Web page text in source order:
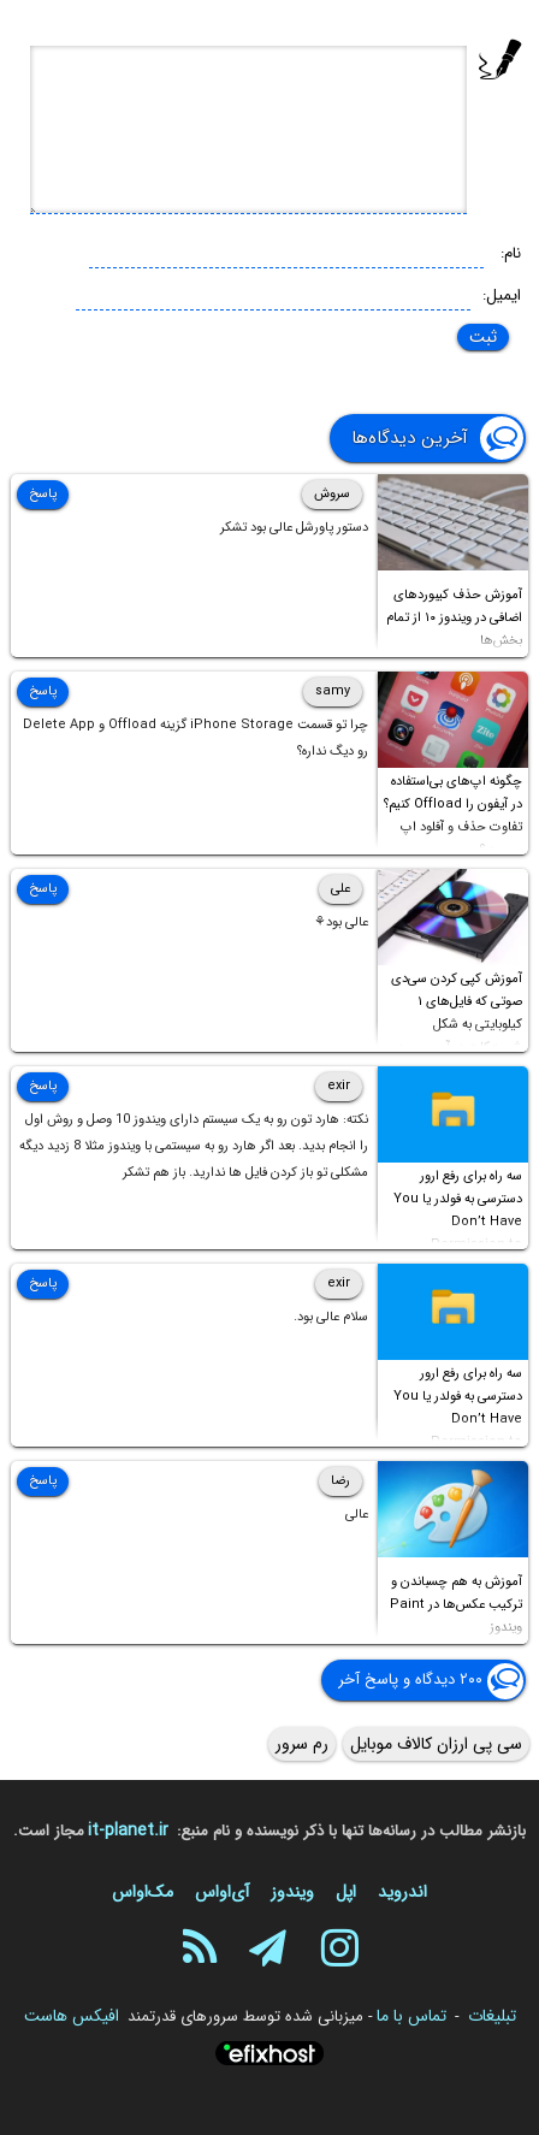
نام:
ایمیل:
آخرین دیدگاه‌ها
آموزش حذف کیبوردهای
اضافی در ویندوز ۱۰ از تمام
بخش‌ها
سروش
دستور پاورشل عالی بود تشکر
پاسخ
چگونه اپ‌های بی‌استفاده
در آیفون را Offload کنیم؟
تفاوت حذف و آفلود اپ
چیست؟
samy
چرا تو قسمت iPhone Storage گزینه Offload و Delete App
رو دیگ نداره؟
پاسخ
آموزش کپی کردن سی‌دی
صوتی که فایل‌های ۱
کیلوبایتی به شکل
شورت‌کات در آن موجود
است!
علی
عالی بود⚘
پاسخ
سه راه برای رفع ارور
دسترسی به فولدر یا You
Don’t Have
Permission to
Access this folder
exir
نکته: هارد تون رو به یک سیستم دارای ویندوز 10 وصل و روش اول
را انجام بدید. بعد اگر هارد رو به سیستمی با ویندوز مثلا 8 زدید دیگه
مشکلی تو باز کردن فایل ها ندارید. باز هم تشکر
پاسخ
سه راه برای رفع ارور
دسترسی به فولدر یا You
Don’t Have
Permission to
Access this folder
exir
سلام عالی بود.
پاسخ
آموزش به هم چسباندن و
ترکیب عکس‌ها در Paint
ویندوز
رضا
عالی
پاسخ
۲۰۰ دیدگاه و پاسخ آخر
سی پی ارزان کالاف موبایل رم سرور
بازنشر مطالب در رسانه‌ها تنها با ذکر نویسنده و نام منبع: it-planet.irمجاز است.
اندروید اپل ویندوز آی‌او‌اس مک‌او‌اس
تبلیغات - تماس با ما- میزبانی شده توسط سرورهای قدرتمند افیکس هاست